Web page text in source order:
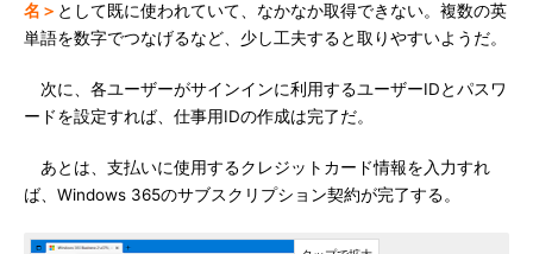
名＞ として既に使われていて、なかなか取得できない。複数の英
単語を数字でつなげるなど、少し工夫すると取りやすいようだ。
次に、各ユーザーがサインインに利用するユーザーIDとパスワ
ードを設定すれば、仕事用IDの作成は完了だ。
あとは、支払いに使用するクレジットカード情報を入力すれ
ば、Windows 365のサブスクリプション契約が完了する。